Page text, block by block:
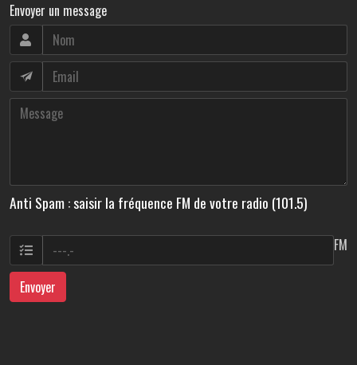
Envoyer un message
Anti Spam : saisir la fréquence FM de votre radio (101.5)
FM
Envoyer